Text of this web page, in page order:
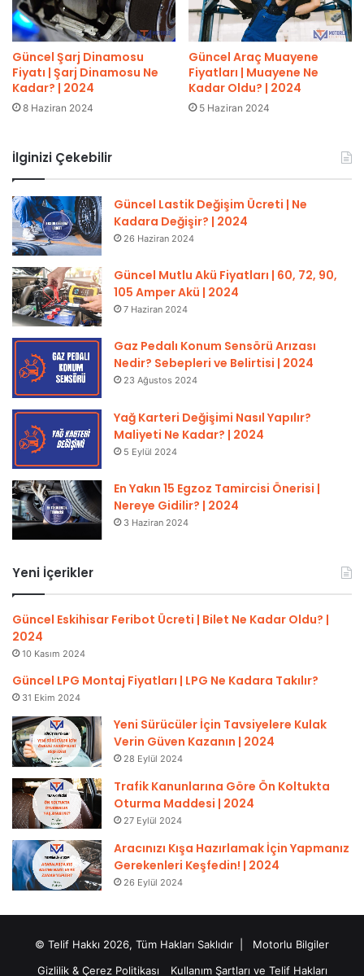
Güncel Şarj Dinamosu
Fiyatı | Şarj Dinamosu Ne
Kadar? | 2024
8 Haziran 2024
Güncel Araç Muayene
Fiyatları | Muayene Ne
Kadar Oldu? | 2024
5 Haziran 2024
İlginizi Çekebilir
Güncel Lastik Değişim Ücreti | Ne
Kadara Değişir? | 2024
26 Haziran 2024
Güncel Mutlu Akü Fiyatları | 60, 72, 90,
105 Amper Akü | 2024
7 Haziran 2024
Gaz Pedalı Konum Sensörü Arızası
Nedir? Sebepleri ve Belirtisi | 2024
23 Ağustos 2024
Yağ Karteri Değişimi Nasıl Yapılır?
Maliyeti Ne Kadar? | 2024
5 Eylül 2024
En Yakın 15 Egzoz Tamircisi Önerisi |
Nereye Gidilir? | 2024
3 Haziran 2024
Yeni İçerikler
Güncel Eskihisar Feribot Ücreti | Bilet Ne Kadar Oldu? |
2024
10 Kasım 2024
Güncel LPG Montaj Fiyatları | LPG Ne Kadara Takılır?
31 Ekim 2024
Yeni Sürücüler İçin Tavsiyelere Kulak
Verin Güven Kazanın | 2024
28 Eylül 2024
Trafik Kanunlarına Göre Ön Koltukta
Oturma Maddesi | 2024
27 Eylül 2024
Aracınızı Kışa Hazırlamak İçin Yapmanız
Gerekenleri Keşfedin! | 2024
26 Eylül 2024
© Telif Hakkı 2026, Tüm Hakları Saklıdır | Motorlu Bilgiler
Gizlilik & Çerez Politikası
Kullanım Şartları ve Telif Hakları